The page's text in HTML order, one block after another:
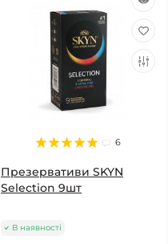
6
Презервативи SKYN
Selection 9шт
В наявності